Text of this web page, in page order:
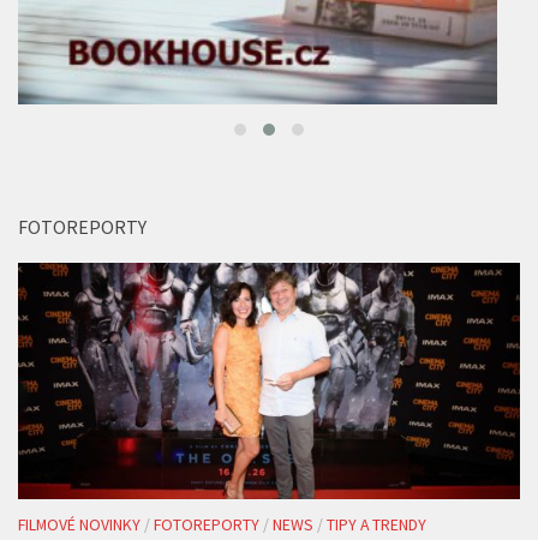
FOTOREPORTY
FILMOVÉ NOVINKY /FOTOREPORTY /NEWS /TIPY A TRENDY